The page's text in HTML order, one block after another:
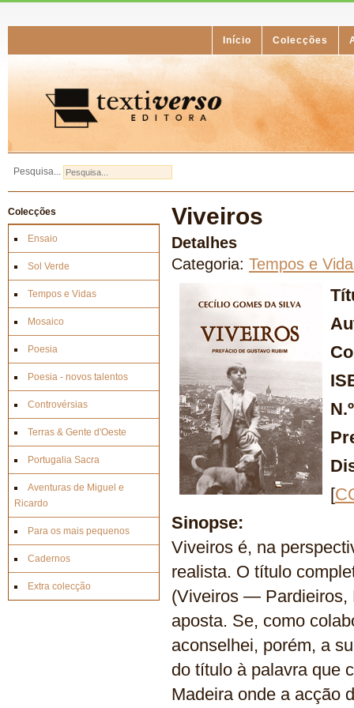
Início Colecções
Pesquisa...
Colecções
Ensaio
Sol Verde
Tempos e Vidas
Mosaico
Poesia
Poesia - novos talentos
Controvérsias
Terras & Gente d'Oeste
Portugalia Sacra
Aventuras de Miguel e
Ricardo
Para os mais pequenos
Cadernos
Extra colecção
Viveiros
Detalhes
Categoria: Tempos e
[
Sinopse:
Viveiros é, na
realista. O título
(Viveiros — Pardieiros,
aposta. Se, como
aconselhei, porém, a
do título à palavra que
Madeira onde a acção